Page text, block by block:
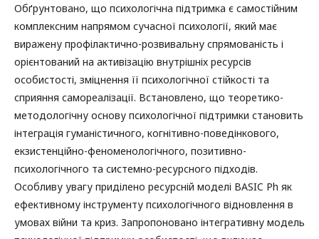
Обґрунтовано, що психологічна підтримка є самостійним
комплексним напрямом сучасної психології, який має
виражену профілактично-розвивальну спрямованість і
орієнтований на активізацію внутрішніх ресурсів
особистості, зміцнення її психологічної стійкості та
сприяння самореалізації. Встановлено, що теоретико-
методологічну основу психологічної підтримки становить
інтеграція гуманістичного, когнітивно-поведінкового,
екзистенційно-феноменологічного, позитивно-
психологічного та системно-ресурсного підходів.
Особливу увагу приділено ресурсній моделі BASIC Ph як
ефективному інструменту психологічного відновлення в
умовах війни та криз. Запропоновано інтегративну модель